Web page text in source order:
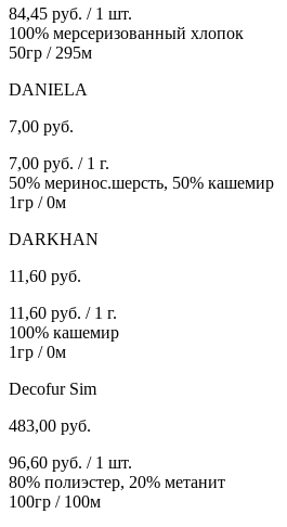
84,45 руб. / 1 шт.
100% мерсеризованный хлопок
50гр / 295м
DANIELA
7,00 руб.
7,00 руб. / 1 г.
50% меринос.шерсть, 50% кашемир
1гр / 0м
DARKHAN
11,60 руб.
11,60 руб. / 1 г.
100% кашемир
1гр / 0м
Decofur Sim
483,00 руб.
96,60 руб. / 1 шт.
80% полиэстер, 20% метанит
100гр / 100м